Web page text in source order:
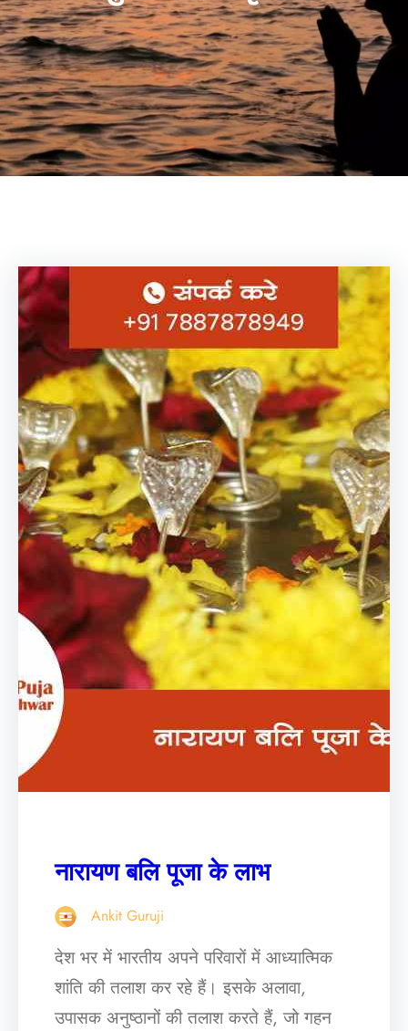
नारायण बलि पूजा के लाभ
Ankit Guruji
देश भर में भारतीय अपने परिवारों में आध्यात्मिक
शांति की तलाश कर रहे हैं। इसके अलावा,
उपासक अनुष्ठानों की तलाश करते हैं, जो गहन